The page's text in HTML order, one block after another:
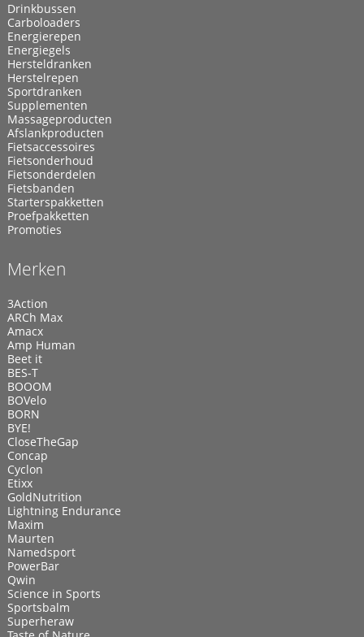
Drinkbussen
Carboloaders
Energierepen
Energiegels
Hersteldranken
Herstelrepen
Sportdranken
Supplementen
Massageproducten
Afslankproducten
Fietsaccessoires
Fietsonderhoud
Fietsonderdelen
Fietsbanden
Starterspakketten
Proefpakketten
Promoties
Merken
3Action
ARCh Max
Amacx
Amp Human
Beet it
BES-T
BOOOM
BOVelo
BORN
BYE!
CloseTheGap
Concap
Cyclon
Etixx
GoldNutrition
Lightning Endurance
Maxim
Maurten
Namedsport
PowerBar
Qwin
Science in Sports
Sportsbalm
Superheraw